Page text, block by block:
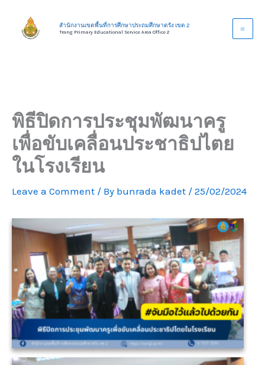
content
สำนักงานเขตพื้นที่การศึกษาประถมศึกษาตรัง เขต 2
Trang Primary Educational Service Area Office 2
พิธีปิดการประชุมพัฒนาครู
เพื่อขับเคลื่อนประชาธิปไตย
ในโรงเรียน
Leave a Comment / By bunrada kadet / 25/02/2024